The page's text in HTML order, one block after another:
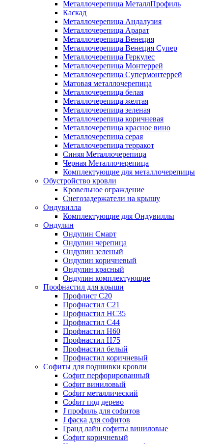
Металлочерепица МеталлПрофиль
Каскад
Металлочерепица Андалузия
Металлочерепица Арарат
Металлочерепица Венеция
Металлочерепица Венеция Супер
Металлочерепица Геркулес
Металлочерепица Монтеррей
Металлочерепица Супермонтеррей
Матовая металлочерепица
Металлочерепица белая
Металлочерепица желтая
Металлочерепица зеленая
Металлочерепица коричневая
Металлочерепица красное вино
Металлочерепица серая
Металлочерепица терракот
Синяя Металлочерепица
Черная Металлочерепица
Комплектующие для металлочерепицы
Обустройство кровли
Кровельное ограждение
Снегозадержатели на крышу
Ондувилла
Комплектующие для Ондувиллы
Ондулин
Ондулин Смарт
Ондулин черепица
Ондулин зеленый
Ондулин коричневый
Ондулин красный
Ондулин комплектующие
Профнастил для крыши
Профлист С20
Профнастил С21
Профнастил НС35
Профнастил С44
Профнастил Н60
Профнастил Н75
Профнастил белый
Профнастил коричневый
Софиты для подшивки кровли
Cофит перфорированный
Софит виниловый
Софит металлический
Софит под дерево
J профиль для софитов
J фаска для софитов
Гранд лайн софиты виниловые
Софит коричневый